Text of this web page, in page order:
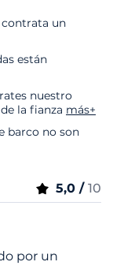
contrata un
están
nuestro
la fianza más+
barco no son
5,0 / 10
por un